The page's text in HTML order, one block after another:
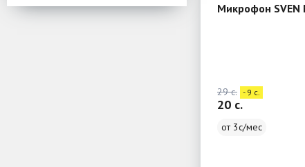
Микрофон SVEN
29 c. - 9 c.
20 c.
от 3с/мес